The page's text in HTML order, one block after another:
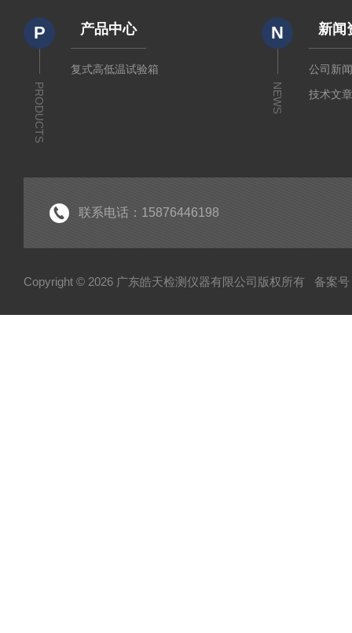
P
PRODUCTS
产品中心
复式高低温试验箱
N
NEWS
新闻
公司新
技术文
联系电话：15876446198
Copyright © 2026 广东皓天检测仪器有限公司版权所有 备案号